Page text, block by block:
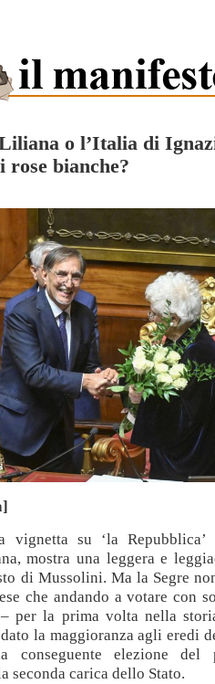
o l’Italia di
rose bianche?
vignetta su ‘la
mostra una leggera e
di Mussolini. Ma la Segre
che andando a votare con
per la prima volta nella
la maggioranza agli eredi
conseguente elezione del
seconda carica dello Stato.